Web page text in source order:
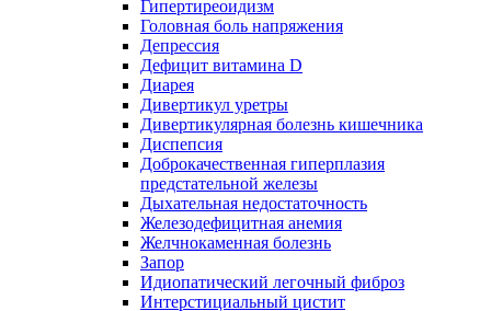
Гипертиреоидизм
Головная боль напряжения
Депрессия
Дефицит витамина D
Диарея
Дивертикул уретры
Дивертикулярная болезнь кишечника
Диспепсия
Доброкачественная гиперплазия
предстательной железы
Дыхательная недостаточность
Железодефицитная анемия
Желчнокаменная болезнь
Запор
Идиопатический легочный фиброз
Интерстициальный цистит